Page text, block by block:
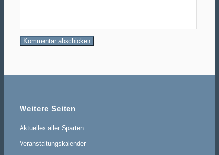
Weitere Seiten
Aktuelles aller Sparten
Veranstaltungskalender